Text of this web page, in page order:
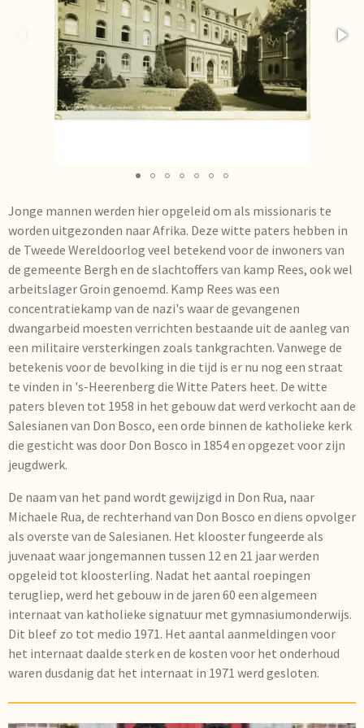
Jonge mannen werden hier opgeleid om als missionaris te
worden uitgezonden naar Afrika. Deze witte paters hebben in
de Tweede Wereldoorlog veel betekend voor de inwoners van
de gemeente Bergh en de slachtoffers van kamp Rees, ook wel
arbeitslager Groin genoemd. Kamp Rees was een
concentratiekamp van de nazi's waar de gevangenen
dwangarbeid moesten verrichten bestaande uit de aanleg van
een militaire versterkingen zoals tankgrachten. Vanwege de
betekenis voor de bevolking in die tijd is er nu nog een straat
te vinden in 's-Heerenberg die Witte Paters heet. De witte
paters bleven tot 1958 in het gebouw dat werd verkocht aan de
Salesianen van Don Bosco, een orde binnen de katholieke kerk
die gesticht was door Don Bosco in 1854 en opgezet voor zijn
jeugdwerk.
De naam van het pand wordt gewijzigd in Don Rua, naar
Michaele Rua, de rechterhand van Don Bosco en diens opvolger
als overste van de Salesianen. Het klooster fungeerde als
juvenaat waar jongemannen tussen 12 en 21 jaar werden
opgeleid tot kloosterling. Nadat het aantal roepingen
terugliep, werd het gebouw in de jaren 60 een algemeen
internaat van katholieke signatuur met gymnasiumonderwijs.
Dit bleef zo tot medio 1971. Het aantal aanmeldingen voor
het internaat daalde sterk en de kosten voor het onderhoud
waren dusdanig dat het internaat in 1971 werd gesloten.